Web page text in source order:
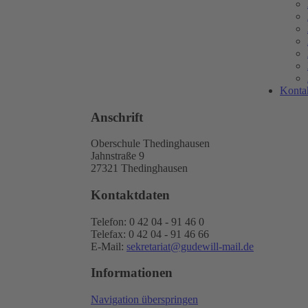
Anschrift
Oberschule Thedinghausen
Jahnstraße 9
27321 Thedinghausen
Kontaktdaten
Telefon: 0 42 04 - 91 46 0
Telefax: 0 42 04 - 91 46 66
E-Mail: sekretariat@gudewill-mail.de
Informationen
Navigation überspringen